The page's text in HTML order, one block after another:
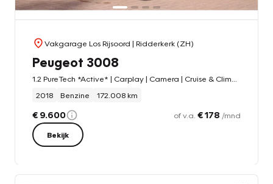
Vakgarage Los Rijsoord | Ridderkerk (ZH)
Peugeot 3008
2018
Benzine 172.008 km
€ 9.600 of v.a. € 178 /mnd
Bekijk